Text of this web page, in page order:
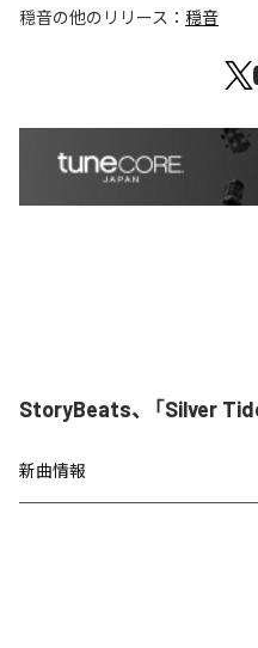
穏音の他のリリース： 穏音
StoryBeats、「Silver
新曲情報